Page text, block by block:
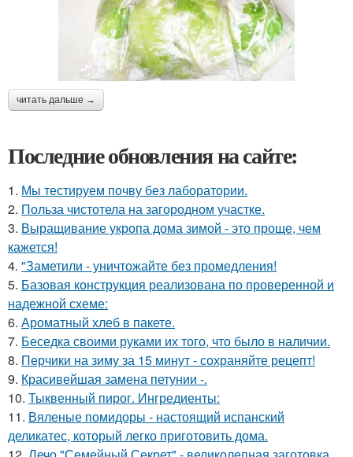
читать дальше →
Последние обновления на сайте:
1. Мы тестируем почву без лаборатории.
2. Польза чистотела на загородном участке.
3. Выращивание укропа дома зимой - это проще, чем
кажется!
4. "Заметили - уничтожайте без промедления!
5. Базовая конструкция реализована по проверенной и
надежной схеме:
6. Ароматный хлеб в пакете.
7. Беседка своими руками их того, что было в наличии.
8. Перчики на зиму за 15 минут - сохраняйте рецепт!
9. Красивейшая замена петунии -.
10. Тыквенный пирог. Ингредиенты:
11. Вяленые помидоры - настоящий испанский
деликатес, который легко приготовить дома.